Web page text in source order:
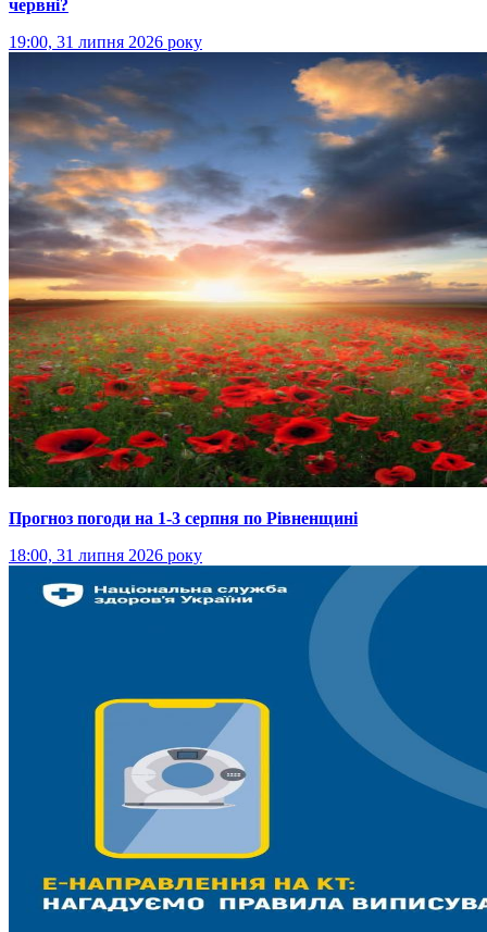
червні?
19:00, 31 липня 2026 року
Прогноз погоди на 1-3 серпня по Рівненщині
18:00, 31 липня 2026 року